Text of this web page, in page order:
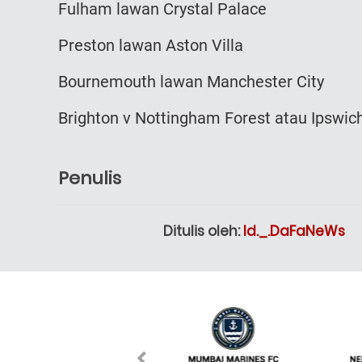
Fulham lawan Crystal Palace
Preston lawan Aston Villa
Bournemouth lawan Manchester City
Brighton v Nottingham Forest atau
Penulis
Ditulis oleh:Id._.DaFaNeWs